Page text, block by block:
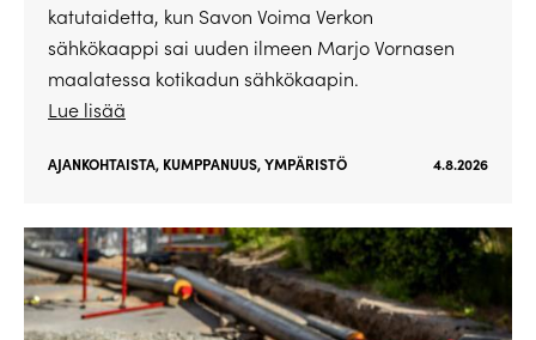
katutaidetta, kun Savon Voima Verkon
sähkökaappi sai uuden ilmeen Marjo Vornasen
maalatessa kotikadun sähkökaapin.
Lue lisää
AJANKOHTAISTA, KUMPPANUUS,YMPÄRISTÖ 4.8.2026